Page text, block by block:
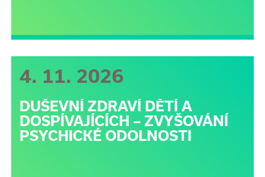
4. 11. 2026
DUŠEVNÍ ZDRAVÍ DĚTÍ A
DOSPÍVAJÍCÍCH – ZVYŠOVÁNÍ
PSYCHICKÉ ODOLNOSTI